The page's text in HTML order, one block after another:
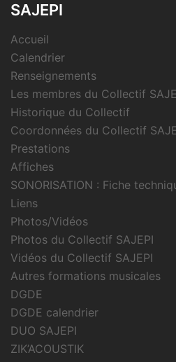
SAJEPI
Accueil
Calendrier
Renseignements
Les membres du Collectif
Historique du Collectif
Coordonnées du Collectif
Prestations
Affiches
SONORISATION : Fiche
Liens
Photos/Vidéos
Photos du Collectif SAJEPI
Vidéos du Collectif SAJEPI
Autres formations musicales
DGDE
DGDE calendrier
DUO SAJEPI
ZIK’ACOUSTIK